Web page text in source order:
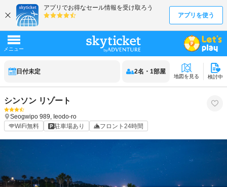
日付未定 2名 ・ 1部屋
地図を見る 検討中
シンソン リゾート
Seogwipo 989, Ieodo-ro
WiFi無料
駐車場あり フロント24時間